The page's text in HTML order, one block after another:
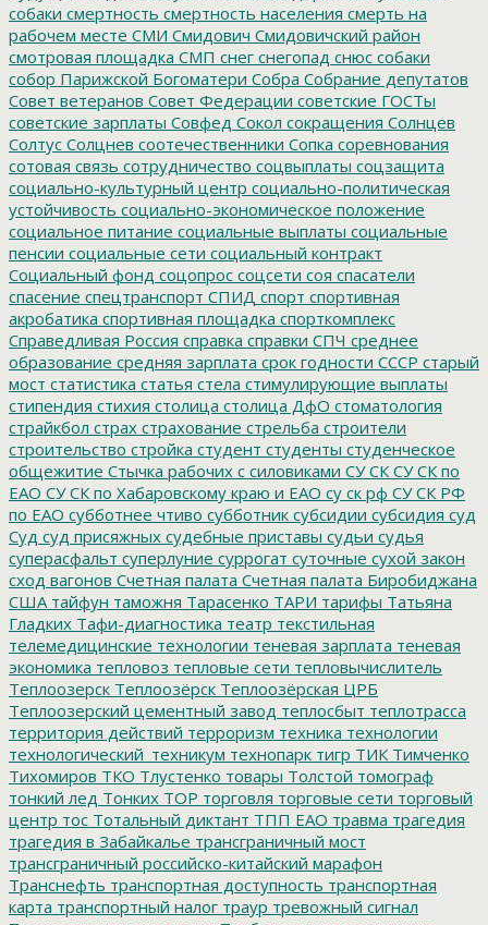
собаки смертность смертность населения смерть на
рабочем месте СМИ Смидович Смидовичский район
смотровая площадка СМП снег снегопад снюс собаки
собор Парижской Богоматери Собра Собрание депутатов
Совет ветеранов Совет Федерации советские ГОСТы
советские зарплаты Совфед Сокол сокращения Солнцев
Солтус Солцнев соотечественники Сопка соревнования
сотовая связь сотрудничество соцвыплаты соцзащита
социально-культурный центр социально-политическая
устойчивость социально-экономическое положение
социальное питание социальные выплаты социальные
пенсии социальные сети социальный контракт
Социальный фонд соцопрос соцсети соя спасатели
спасение спецтранспорт СПИД спорт спортивная
акробатика спортивная площадка спорткомплекс
Справедливая Россия справка справки СПЧ среднее
образование средняя зарплата срок годности СССР старый
мост статистика статья стела стимулирующие выплаты
стипендия стихия столица столица ДфО стоматология
страйкбол страх страхование стрельба строители
строительство стройка студент студенты студенческое
общежитие Стычка рабочих с силовиками СУ СК СУ СК по
ЕАО СУ СК по Хабаровскому краю и ЕАО су ск рф СУ СК РФ
по ЕАО субботнее чтиво субботник субсидии субсидия суд
Суд суд присяжных судебные приставы судьи судья
суперасфальт суперлуние суррогат суточные сухой закон
сход вагонов Счетная палата Счетная палата Биробиджана
США тайфун таможня Тарасенко ТАРИ тарифы Татьяна
Гладких Тафи-диагностика театр текстильная
телемедицинские технологии теневая зарплата теневая
экономика тепловоз тепловые сети тепловычислитель
Теплоозерск Теплоозёрск Теплоозёрская ЦРБ
Теплоозерский цементный завод теплосбыт теплотрасса
территория действий терроризм техника технологии
технологический_техникум технопарк тигр ТИК Тимченко
Тихомиров ТКО Тлустенко товары Толстой томограф
тонкий лед Тонких ТОР торговля торговые сети торговый
центр тос Тотальный диктант ТПП ЕАО травма трагедия
трагедия в Забайкалье трансграничный мост
трансграничный российско-китайский марафон
Транснефть транспортная доступность транспортная
карта транспортный налог траур тревожный сигнал